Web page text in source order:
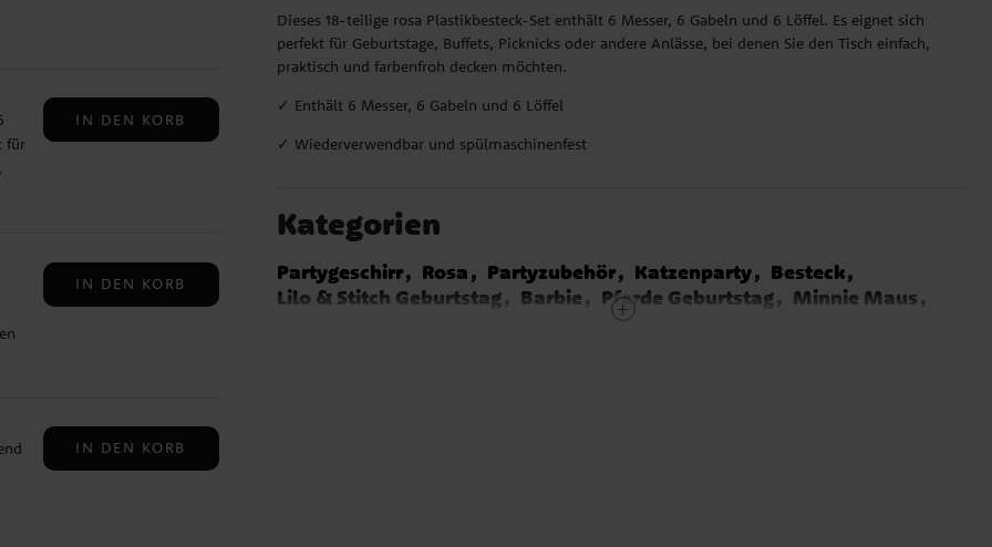
für
IN DEN KORB
IN DEN KORB
IN DEN KORB
Dieses 18-teilige rosa Plastikbesteck-Set enthält 6 Messer, 6 Gabeln und 6 Löffel. Es eignet sich
perfekt für Geburtstage, Buffets, Picknicks oder andere Anlässe, bei denen Sie den Tisch einfach,
praktisch und farbenfroh decken möchten.
✓ Enthält 6 Messer, 6 Gabeln und 6 Löffel
✓ Wiederverwendbar und spülmaschinenfest
Kategorien
Partygeschirr Rosa Partyzubehör Katzenparty
Besteck
Lilo & Stitch Geburtstag
Barbie Pferde Geburtstag
Minnie Maus
Prinzessinnen Geburtstag